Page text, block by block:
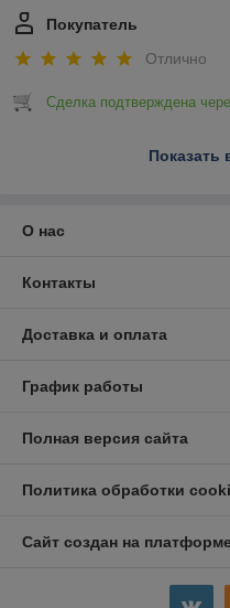
Покупатель
Отлично
Сделка подтверждена
Показать
О нас
Контакты
Доставка и оплата
График работы
Полная версия сайта
Политика обработки
Сайт создан на